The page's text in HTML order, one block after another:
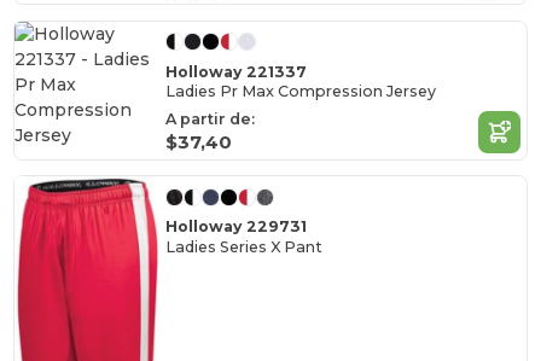
Holloway 221337
Ladies Pr Max Compression Jersey
A partir de:
$37,40
Holloway 229731
Ladies Series X Pant